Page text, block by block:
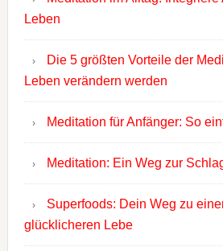
Leben
Die 5 größten Vorteile der
Leben verändern werden
Meditation für Anfänger: So
Meditation: Ein Weg zur
Superfoods: Dein Weg zu
glücklicheren Lebe